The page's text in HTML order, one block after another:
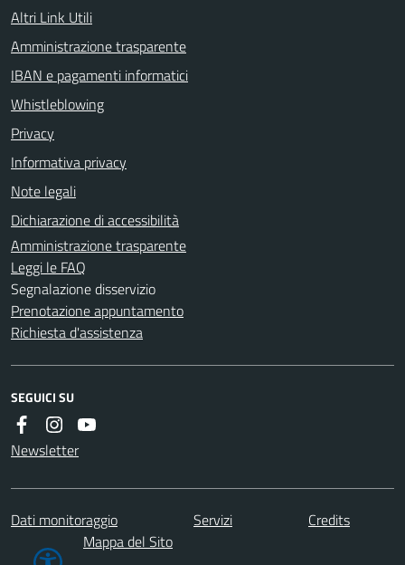
Altri Link Utili
Amministrazione trasparente
IBAN e pagamenti informatici
Whistleblowing
Privacy
Informativa privacy
Note legali
Dichiarazione di accessibilità
Amministrazione trasparente
Leggi le FAQ
Segnalazione disservizio
Prenotazione appuntamento
Richiesta d'assistenza
SEGUICI SU
Newsletter
Dati monitoraggio Servizi
Credits
Mappa del Sito